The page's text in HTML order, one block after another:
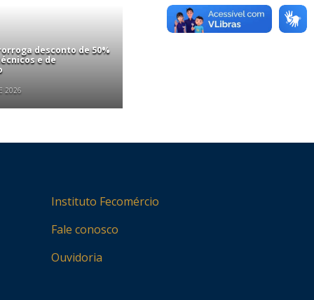
desconto de 50%
e de
2026
Instituto Fecomércio
Fale conosco
Ouvidoria